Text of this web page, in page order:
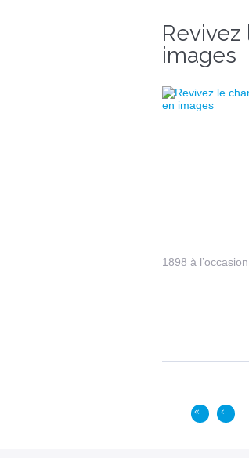
Revivez
images
1898 à
« ‹